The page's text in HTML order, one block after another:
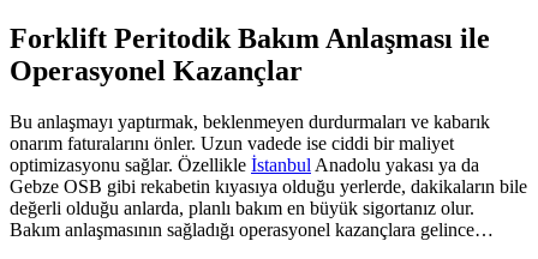
Forklift Peritodik Bakım Anlaşması ile
Operasyonel Kazançlar
Bu anlaşmayı yaptırmak, beklenmeyen durdurmaları ve kabarık
onarım faturalarını önler. Uzun vadede ise ciddi bir maliyet
optimizasyonu sağlar. Özellikle İstanbul Anadolu yakası ya da
Gebze OSB gibi rekabetin kıyasıya olduğu yerlerde, dakikaların bile
değerli olduğu anlarda, planlı bakım en büyük sigortanız olur.
Bakım anlaşmasının sağladığı operasyonel kazançlara gelince…